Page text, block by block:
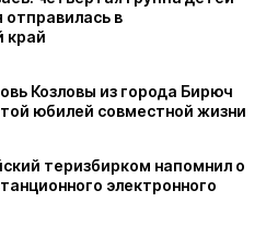
отправилась в
край
Козловы из города Бирюч
юбилей совместной жизни
теризбирком напомнил о
электронного